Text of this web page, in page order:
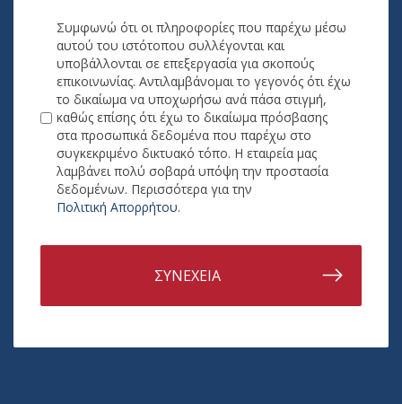
Συμφωνώ ότι οι πληροφορίες που παρέχω μέσω
αυτού του ιστότοπου συλλέγονται και
υποβάλλονται σε επεξεργασία για σκοπούς
επικοινωνίας. Αντιλαμβάνομαι το γεγονός ότι έχω
το δικαίωμα να υποχωρήσω ανά πάσα στιγμή,
καθώς επίσης ότι έχω το δικαίωμα πρόσβασης
στα προσωπικά δεδομένα που παρέχω στο
συγκεκριμένο δικτυακό τόπο. Η εταιρεία μας
λαμβάνει πολύ σοβαρά υπόψη την προστασία
δεδομένων. Περισσότερα για την
Πολιτική Απορρήτου.
ΣΥΝΕΧΕΙΑ